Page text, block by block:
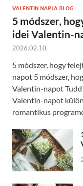
VALENTIN NAPJA BLOG
5 módszer,
idei Valentin-
2026.02.10.
5 módszer, hogy
napot 5 módszer,
Valentin-napot Tudd
Valentin-napot
romantikus